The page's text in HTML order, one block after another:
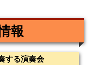
報
する演奏会